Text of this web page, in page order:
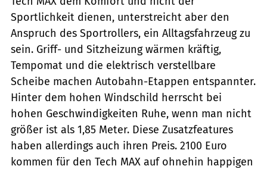
Sportlichkeit dienen, unterstreicht aber den
Anspruch des Sportrollers, ein Alltagsfahrzeug zu
sein. Griff- und Sitzheizung wärmen kräftig,
Tempomat und die elektrisch verstellbare
Scheibe machen Autobahn-Etappen entspannter.
Hinter dem hohen Windschild herrscht bei
hohen Geschwindigkeiten Ruhe, wenn man nicht
größer ist als 1,85 Meter. Diese Zusatzfeatures
haben allerdings auch ihren Preis. 2100 Euro
kommen für den Tech MAX auf ohnehin happigen